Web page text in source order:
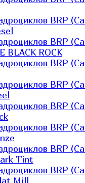
BRP
BRP
BLACK ROCK
BRP
BRP
BRP
BRP
BRP
Tint
BRP
Mill